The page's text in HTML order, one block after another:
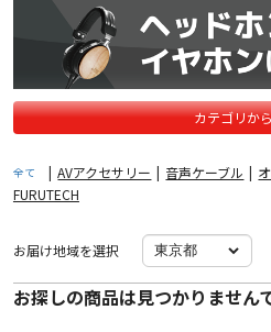
カテゴリか
全て | AVアクセサリー | 音声ケーブル |
FURUTECH
お届け地域を選択
お探しの商品は見つかりません